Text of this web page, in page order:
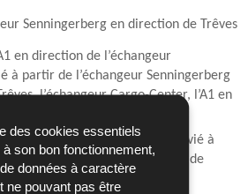
des cookies essentiels
son bon fonctionnement,
données à caractère
ne pouvant pas être
Senningerberg en direction de Trêves
en direction de l’échangeur
à partir de l’échangeur Senningerberg
l’échangeur Cargo-Center, l’A1 en
l’échangeur Senningerberg.
de l’A1 vers Trêves sera dévié à
via l’A1 en direction de
l’A7 en direction de